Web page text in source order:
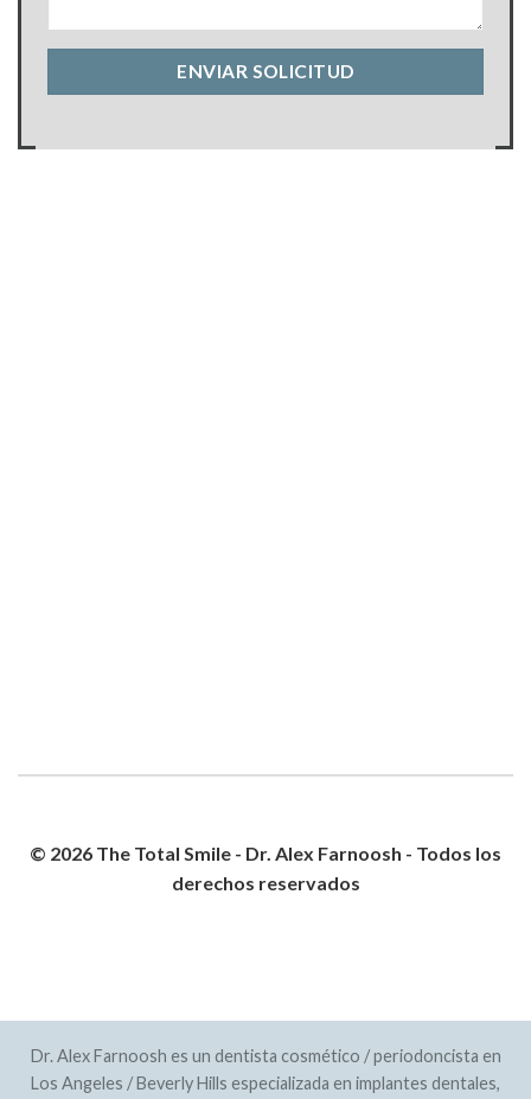
© 2026 The Total Smile - Dr. Alex Farnoosh - Todos los
derechos reservados
Dr. Alex Farnoosh es un dentista cosmético / periodoncista en
Los Angeles / Beverly Hills especializada en implantes dentales,